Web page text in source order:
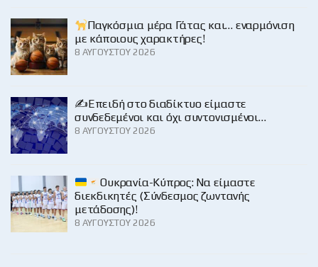
Παγκόσμια μέρα Γάτας και… εναρμόνιση
με κάποιους χαρακτήρες!
8 ΑΥΓΟΎΣΤΟΥ 2026
✍️Επειδή στο διαδίκτυο είμαστε
συνδεδεμένοι και όχι συντονισμένοι…
8 ΑΥΓΟΎΣΤΟΥ 2026
Ουκρανία-Κύπρος: Να είμαστε
διεκδικητές (Σύνδεσμος ζωντανής
μετάδοσης)!
8 ΑΥΓΟΎΣΤΟΥ 2026